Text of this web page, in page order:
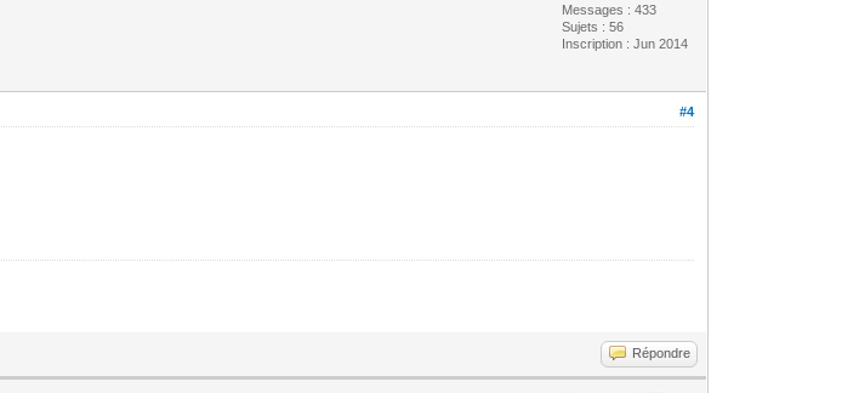
Messages : 433
Sujets : 56
Inscription : Jun 2014
#4
Répondre